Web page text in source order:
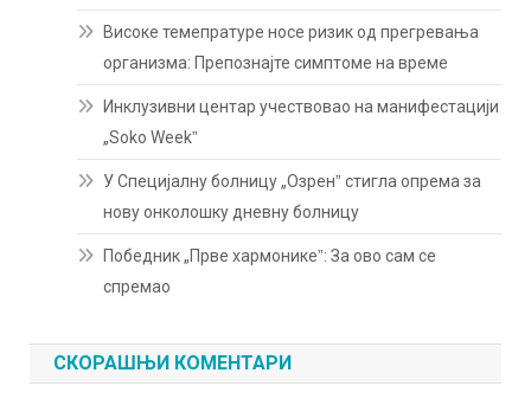
Високе темепратуре носе ризик од прегревања
организма: Препознајте симптоме на време
Инклузивни центар учествовао на манифестацији
„Soko Weekˮ
У Специјалну болницу „Озренˮ стигла опрема за
нову онколошку дневну болницу
Победник „Прве хармоникеˮ: За ово сам се
спремао
СКОРАШЊИ КОМЕНТАРИ